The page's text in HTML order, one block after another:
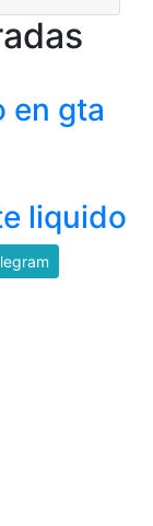
en gta
liquido